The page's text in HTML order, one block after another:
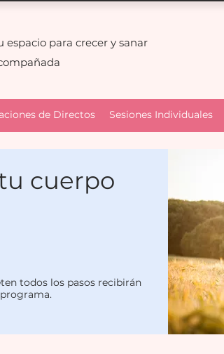
espacio para crecer y sanar
de Directos Sesiones Individuales
cuerpo
todos los pasos recibirán